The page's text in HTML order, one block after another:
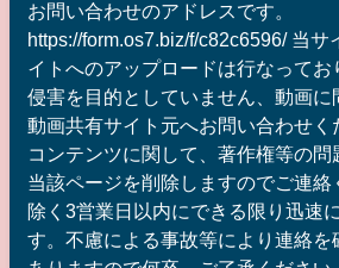
お問い合わせのアドレスです。
https://form.os7.biz/f/c82c6596/ 当サ
イトへのアップロードは行なって
侵害を目的としていません、動画に
動画共有サイト元へお問い合わせく
コンテンツに関して、著作権等の問
当該ページを削除しますのでご連絡
除く3営業日以内にできる限り迅速
す。不慮による事故等により連絡を